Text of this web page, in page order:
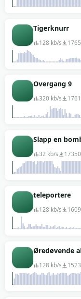
Tigerknurr
128 kb/s
Overgang 9
320 kb/s
Slapp en
32 kb/s 17350
teleportere
128 kb/s
Øredøvende
128 kb/s